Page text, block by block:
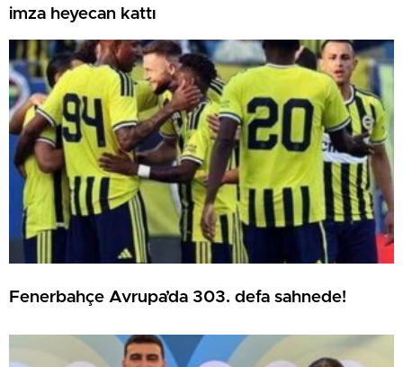
imza heyecan kattı
Fenerbahçe Avrupa’da 303. defa sahnede!